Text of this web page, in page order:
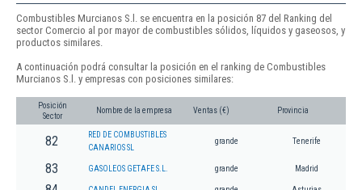
Combustibles Murcianos S.l. se encuentra en la posición 87 del Ranking del
sector Comercio al por mayor de combustibles sólidos, líquidos y gaseosos, y
productos similares.
A continuación podrá consultar la posición en el ranking de Combustibles
Murcianos S.l. y empresas con posiciones similares:
Posición
Sector
Nombre de la empresa Ventas (€) Provincia
82
RED DE COMBUSTIBLES
CANARIOS SL
grande Tenerife
83 GASOLEOS GETAFE S.L. grande Madrid